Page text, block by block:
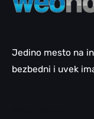
Jedino mesto na
bezbedni i uvek